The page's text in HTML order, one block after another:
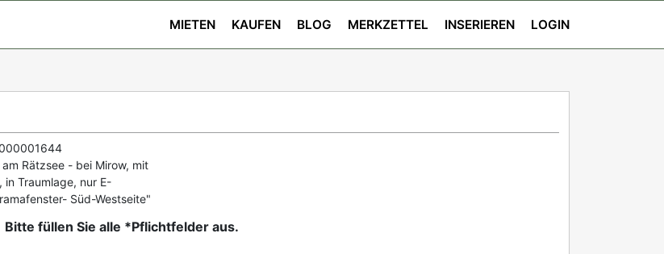
MIETEN KAUFEN BLOG MERKZETTEL INSERIEREN LOGIN
Rätzsee - bei Mirow, mit
in Traumlage, nur E-
Süd-Westseite"
Bitte füllen Sie alle *Pflichtfelder aus.